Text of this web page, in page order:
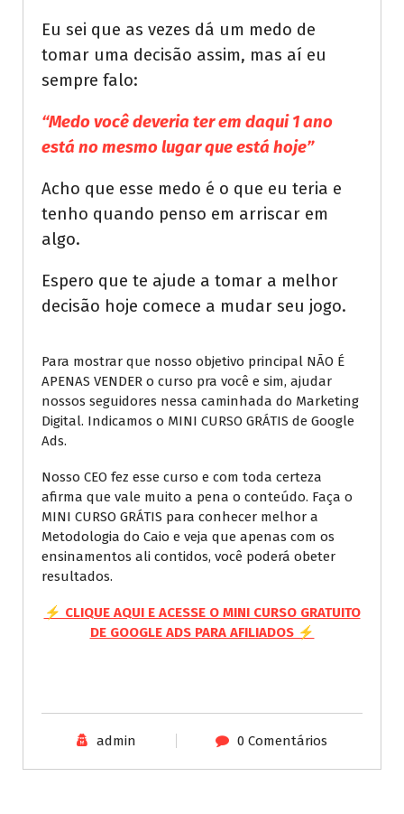
Eu sei que as vezes dá um medo de
tomar uma decisão assim, mas aí eu
sempre falo:
“Medo você deveria ter em daqui 1 ano
está no mesmo lugar que está hoje”
Acho que esse medo é o que eu teria e
tenho quando penso em arriscar em
algo.
Espero que te ajude a tomar a melhor
decisão hoje comece a mudar seu jogo.
Para mostrar que nosso objetivo principal NÃO É
APENAS VENDER o curso pra você e sim, ajudar
nossos seguidores nessa caminhada do Marketing
Digital. Indicamos o MINI CURSO GRÁTIS de Google
Ads.
Nosso CEO fez esse curso e com toda certeza
afirma que vale muito a pena o conteúdo. Faça o
MINI CURSO GRÁTIS para conhecer melhor a
Metodologia do Caio e veja que apenas com os
ensinamentos ali contidos, você poderá obeter
resultados.
⚡ CLIQUE AQUI E ACESSE O MINI CURSO GRATUITO
DE GOOGLE ADS PARA AFILIADOS ⚡
admin 0 Comentários